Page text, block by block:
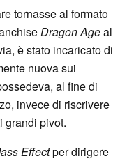
tornasse al formato
Dragon Ageal
è stato incaricato di
nuova sui
al fine di
invece di riscrivere
grandi pivot.
Effectper dirigere